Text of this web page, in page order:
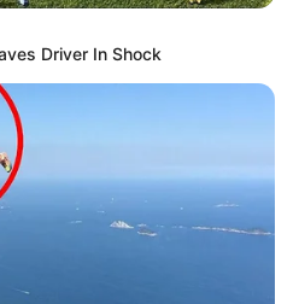
Driver In Shock